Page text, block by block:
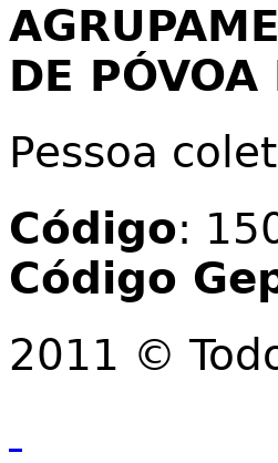
DE
Pessoa
Código:
Código
2011 ©